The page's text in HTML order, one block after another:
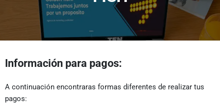
Información para pagos:
A continuación encontraras formas diferentes de realizar tus
pagos: